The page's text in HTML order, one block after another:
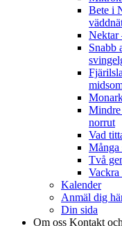
Bete i
Nektar
Snabb
Mindre
norrut
Vad
Många
Två
Vackra
Kalender
Anmäl dig
Din sida
Om oss Kontakt